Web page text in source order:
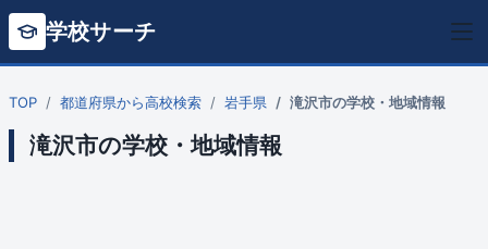
学校サーチ
TOP 都道府県から高校検索 岩手県 滝沢市の学校・地域情報
滝沢市の学校・地域情報